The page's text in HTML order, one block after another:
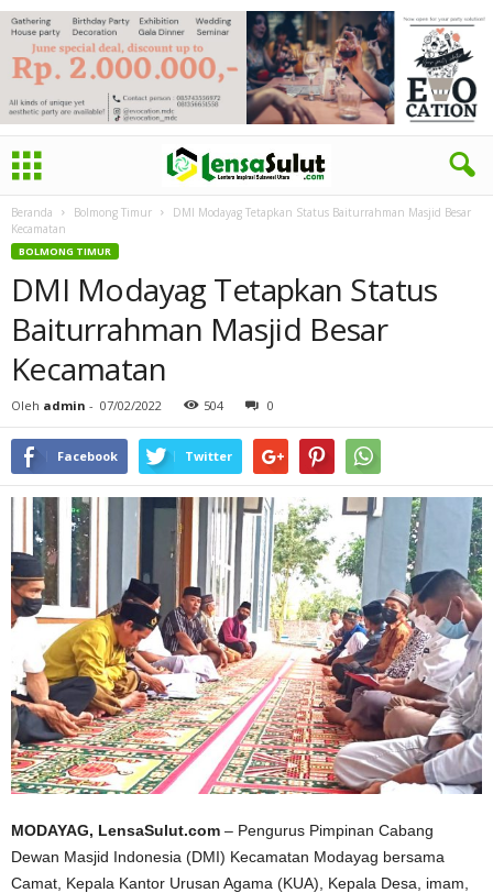
Beranda Bolmong Timur
DMI Modayag Tetapkan Status Baiturrahman Masjid Besar
Kecamatan
BOLMONG TIMUR
DMI Modayag Tetapkan Status
Baiturrahman Masjid Besar
Kecamatan
Oleh admin - 07/02/2022 504 0
Facebook Twitter
MODAYAG, LensaSulut.com – Pengurus Pimpinan Cabang
Dewan Masjid Indonesia (DMI) Kecamatan Modayag bersama
Camat, Kepala Kantor Urusan Agama (KUA), Kepala Desa, imam,